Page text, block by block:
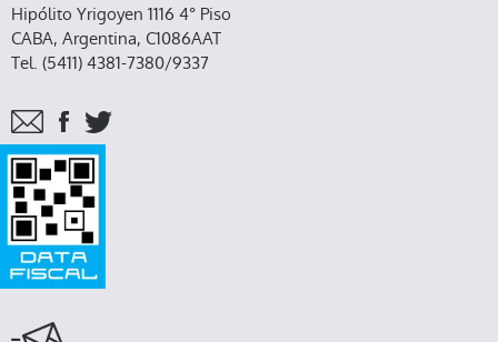
Hipólito Yrigoyen 1116 4° Piso
CABA, Argentina, C1086AAT
Tel. (5411) 4381-7380/9337